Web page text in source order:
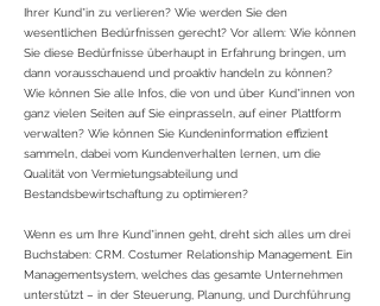
Ihrer Kund*in zu verlieren? Wie werden Sie den
wesentlichen Bedürfnissen gerecht? Vor allem: Wie können
Sie diese Bedürfnisse überhaupt in Erfahrung bringen, um
dann vorausschauend und proaktiv handeln zu können?
Wie können Sie alle Infos, die von und über Kund*innen von
ganz vielen Seiten auf Sie einprasseln, auf einer Plattform
verwalten? Wie können Sie Kundeninformation effizient
sammeln, dabei vom Kundenverhalten lernen, um die
Qualität von Vermietungsabteilung und
Bestandsbewirtschaftung zu optimieren?
Wenn es um Ihre Kund*innen geht, dreht sich alles um drei
Buchstaben: CRM. Costumer Relationship Management. Ein
Managementsystem, welches das gesamte Unternehmen
unterstützt – in der Steuerung, Planung, und Durchführung